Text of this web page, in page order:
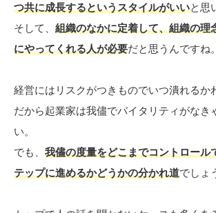
つ共に成長するというスタイルがいいと思
そして、 組織のなかに定着して、組織の理
にやってくれる人が必要だと思うんですね。
経営にはリスクがつきものでいつ潰れるか
だから起業家は我儘でバイタリティがなき
い。
でも、 我儘の度量をどこまでコントロール
テップに進めるかどうかの分かれ道でしょ